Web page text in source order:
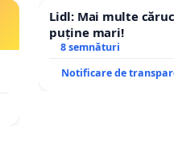
Lidl: Mai multe
puține mari!
8 semnături
Notificare de